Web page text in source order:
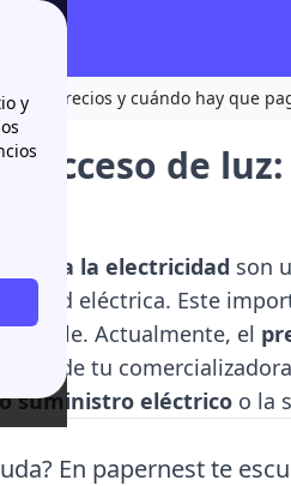
y
son, precios y cuándo hay que
acceso de
a la electricidad son
la red eléctrica. Este
Actualmente, el
de tu
suministro eléctricoo la
En papernest te